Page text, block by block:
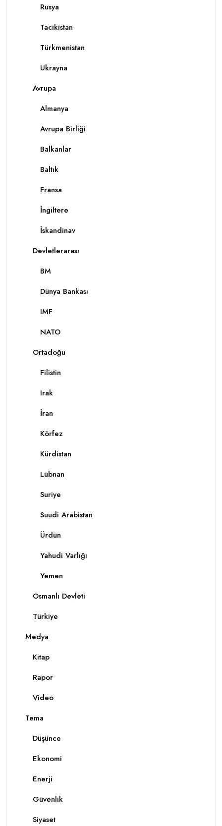
Rusya
Tacikistan
Türkmenistan
Ukrayna
Avrupa
Almanya
Avrupa Birliği
Balkanlar
Baltık
Fransa
İngiltere
İskandinav
Devletlerarası
BM
Dünya Bankası
IMF
NATO
Ortadoğu
Filistin
Irak
İran
Körfez
Kürdistan
Lübnan
Suriye
Suudi Arabistan
Ürdün
Yahudi Varlığı
Yemen
Osmanlı Devleti
Türkiye
Medya
Kitap
Rapor
Video
Tema
Düşünce
Ekonomi
Enerji
Güvenlik
Siyaset